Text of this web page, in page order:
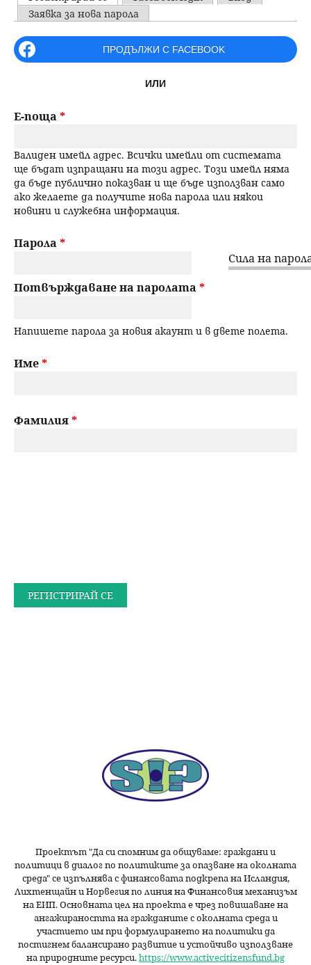
н
ю
ъ
р
е
н
е
u
P
r
i
a
y
t
a
b
Заявка за нова парола
ПРОДЪЛЖИ С FACEBOOK
ИЛИ
Е-поща *
Валиден имейл адрес. Всички имейли от системата
ще бъдат изпращани на този адрес. Този имейл няма
да бъде публично показван и ще бъде използван само
ако желаете да получите нова парола или някои
новини и служебна информация.
Сила на
Парола *
Потвърждаване на паролата *
Напишете парола за новия акаунт и в двете полета.
Име*
Фамилия*
Проектът "Да си спомним даобщуваме: граждани и
политици в диалог по политиките за опазване на околната
среда" се изпълнява с финансовата подкрепа на Исландия,
Лихтенщайн и Норвегия по линия на Финансовия механизъм
на ЕИП. Основната цел на проекта е чрез повишаване на
ангажираността на гражданите с околната среда и
участието им при формулирането на политики да
постигнем балансирано развитие и устойчиво използване
на природните ресурси.https://www.activecitizensfund.bg